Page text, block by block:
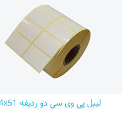
لیبل پی وی سی دو ردیفه 34x51